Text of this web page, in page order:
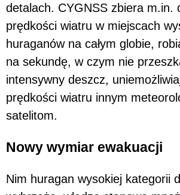
detalach. CYGNSS zbiera m.in.
prędkości wiatru w miejscach
huraganów na całym globie,
na sekundę, w czym nie
intensywny deszcz,
prędkości wiatru innym
satelitom.
Nowy wymiar ewakuacji
Nim huragan wysokiej kategorii